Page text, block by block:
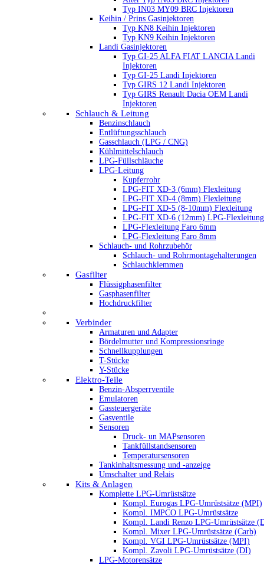
Typ IN03 MY09 BRC Injektoren
Keihin / Prins Gasinjektoren
Typ KN8 Keihin Injektoren
Typ KN9 Keihin Injektoren
Landi Gasinjektoren
Typ GI-25 ALFA FIAT LANCIA Landi
Injektoren
Typ GI-25 Landi Injektoren
Typ GIRS 12 Landi Injektoren
Typ GIRS Renault Dacia OEM Landi
Injektoren
Schlauch & Leitung
Benzinschlauch
Entlüftungsschlauch
Gasschlauch (LPG / CNG)
Kühlmittelschlauch
LPG-Füllschläuche
LPG-Leitung
Kupferrohr
LPG-FIT XD-3 (6mm) Flexleitung
LPG-FIT XD-4 (8mm) Flexleitung
LPG-FIT XD-5 (8-10mm) Flexleitung
LPG-FIT XD-6 (12mm) LPG-Flexleitung
LPG-Flexleitung Faro 6mm
LPG-Flexleitung Faro 8mm
Schlauch- und Rohrzubehör
Schlauch- und Rohrmontagehalterungen
Schlauchklemmen
Gasfilter
Flüssigphasenfilter
Gasphasenfilter
Hochdruckfilter
Verbinder
Armaturen und Adapter
Bördelmutter und Kompressionsringe
Schnellkupplungen
T-Stücke
Y-Stücke
Elektro-Teile
Benzin-Absperrventile
Emulatoren
Gassteuergeräte
Gasventile
Sensoren
Druck- un MAPsensoren
Tankfüllstandsensoren
Temperatursensoren
Tankinhaltsmessung und -anzeige
Umschalter und Relais
Kits & Anlagen
Komplette LPG-Umrüstsätze
Kompl. Eurogas LPG-Umrüstsätze (MPI)
Kompl. IMPCO LPG-Umrüstsätze
Kompl. Landi Renzo LPG-Umrüstsätze
Kompl. Mixer LPG-Umrüstsätze (Carb)
Kompl. VGI LPG-Umrüstsätze (MPI)
Kompl. Zavoli LPG-Umrüstsätze (DI)
LPG-Motorensätze